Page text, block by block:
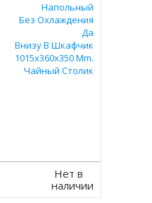
Напольный
Без Охлаждения
Да
Внизу В Шкафчик
1015x360x350 Mm.
Чайный Столик
Нет в
наличии